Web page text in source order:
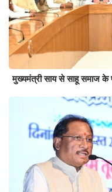
मुख्यमंत्री साय से साहू समाज के